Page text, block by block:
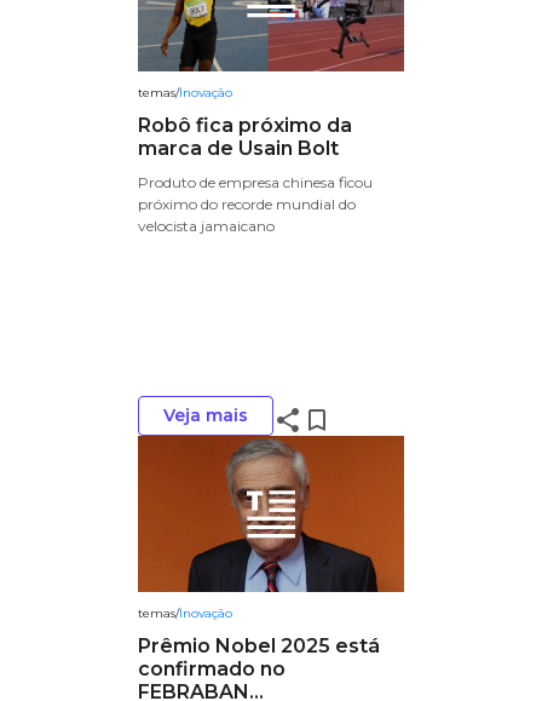
temas/Inovação
Robô fica próximo da
marca de Usain Bolt
Produto de empresa chinesa ficou
próximo do recorde mundial do
velocista jamaicano
Veja mais share bookmark_border
temas/Inovação
Prêmio Nobel 2025 está
confirmado no
FEBRABAN...